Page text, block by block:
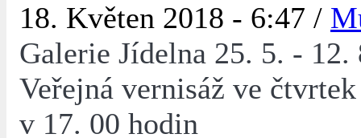
18. Květen 2018 - 6:47 /
Galerie Jídelna 25. 5. - 12.
Veřejná vernisáž ve
v 17. 00 hodin